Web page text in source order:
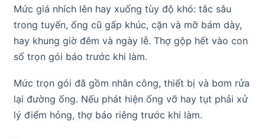
Mức giá nhích lên hay xuống tùy độ khó: tắc sâu
trong tuyến, ống cũ gấp khúc, cặn và mỡ bám dày,
hay khung giờ đêm và ngày lễ. Thợ gộp hết vào con
số trọn gói báo trước khi làm.
Mức trọn gói đã gồm nhân công, thiết bị và bơm rửa
lại đường ống. Nếu phát hiện ống vỡ hay tụt phải xử
lý điểm hỏng, thợ báo riêng trước khi làm.